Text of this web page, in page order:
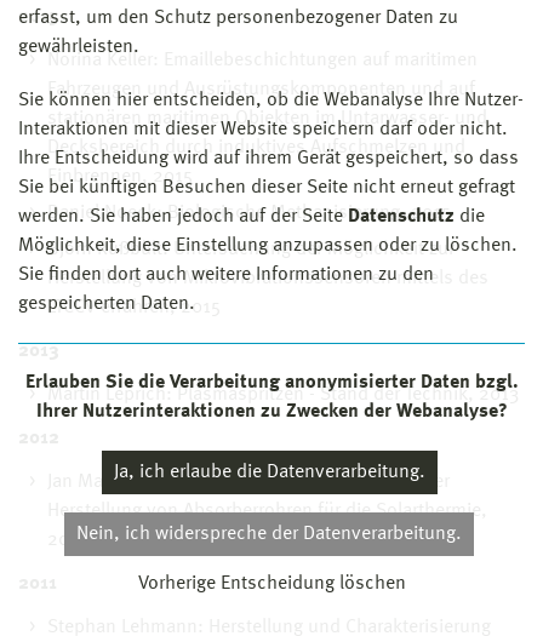
erfasst, um den Schutz personenbezogener Daten zu
gewährleisten.
Sie können hier entscheiden, ob die Webanalyse Ihre Nutzer-
Interaktionen mit dieser Website speichern darf oder nicht.
Ihre Entscheidung wird auf ihrem Gerät gespeichert, so dass
Sie bei künftigen Besuchen dieser Seite nicht erneut gefragt
werden. Sie haben jedoch auf der Seite Datenschutz die
Möglichkeit, diese Einstellung anzupassen oder zu löschen.
Sie finden dort auch weitere Informationen zu den
gespeicherten Daten.
Erlauben Sie die Verarbeitung anonymisierter Daten bzgl.
Ihrer Nutzerinteraktionen zu Zwecken der Webanalyse?
Ja, ich erlaube die Datenverarbeitung.
Nein, ich widerspreche der Datenverarbeitung.
Vorherige Entscheidung löschen
2015
Fahrzeugen und Ausrüstungskomponenten und auf
stationären maritimen Objekten im Untarwasser- und
Decksbereich durch induktives Aufschmelzen und
Einbrennen, 2015
Daniel Noeck: Biologische Methanisierung, 2015
Björn Rußbült: Untersuchung der Möglichkeit zur
Herstellung von Mikrovibrationssensoren mittels des
LTCCV erfahren, 2015
Martin Leprich: Plasmaspritzen - Stand der Technik, 2013
Jan Mayer: Fertigungstechnische Aspekte bei der
Herstellung von Absorberrohren für die Solarthermie,
2012